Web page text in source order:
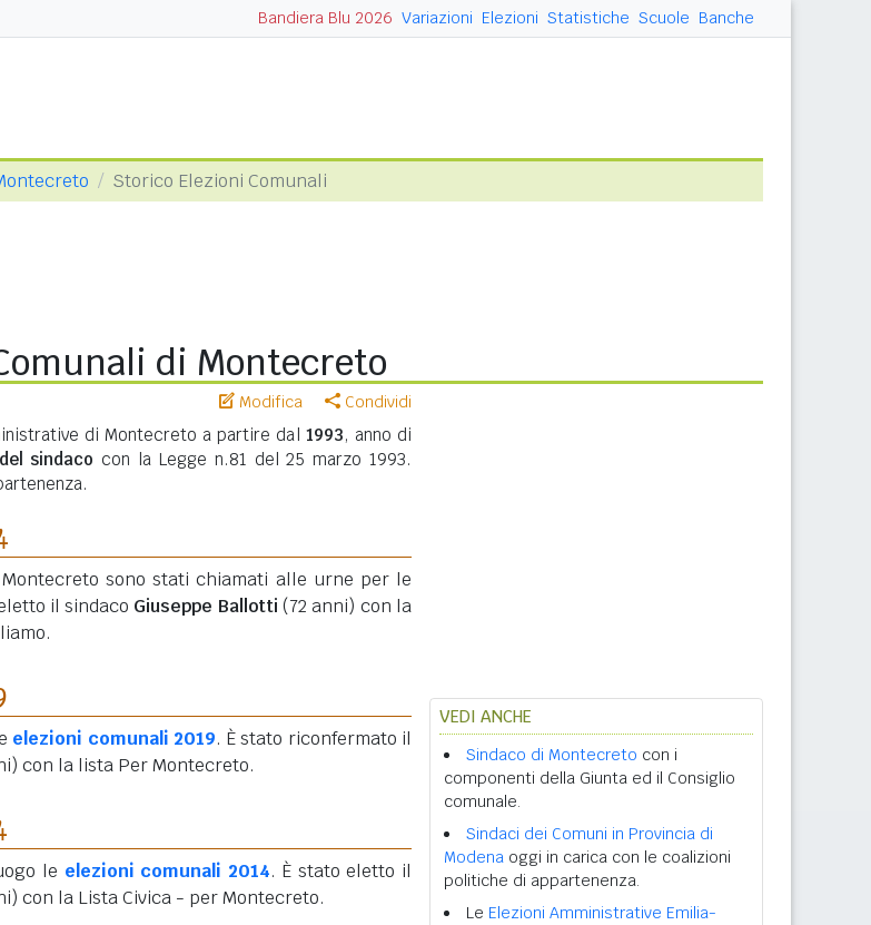
Bandiera Blu 2026 Variazioni Elezioni Statistiche Scuole Banche
Storico Elezioni Comunali
di Montecreto
Modifica Condividi
di Montecreto a partire dal 1993, anno di
sindaco con la Legge n.81 del 25 marzo 1993.
sono stati chiamati alle urne per le
il sindaco Giuseppe Ballotti (72 anni) con la
elezioni comunali 2019. È stato riconfermato il
con la lista Per Montecreto.
le elezioni comunali 2014. È stato eletto il
con la Lista Civica - per Montecreto.
VEDI ANCHE
Sindaco di Montecreto con i
componenti della Giunta ed il Consiglio
comunale.
Sindaci dei Comuni in Provincia di
Modena oggi in carica con le coalizioni
politiche di appartenenza.
Le Elezioni Amministrative Emilia-